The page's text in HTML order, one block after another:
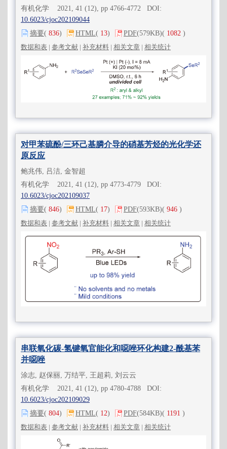
有机化学 2021, 41 (12), pp 4766-4772 DOI:
10.6023/cjoc202109044
摘要( 836) HTML( 13) PDF(579KB)( 1082 )
数据和表 | 参考文献 | 补充材料 | 相关文章 | 相关统计
对甲苯硫酚/三环己基膦介导的硝基芳烃的光化学还
原反应
鲍兆伟, 吕洁, 金智超
有机化学 2021, 41 (12), pp 4773-4779 DOI:
10.6023/cjoc202109037
摘要( 846) HTML( 17) PDF(593KB)( 946 )
数据和表 | 参考文献 | 补充材料 | 相关文章 | 相关统计
串联氧化碳-氢键氧官能化和噁唑环化构建2-酰基苯
并噁唑
涂志, 赵保丽, 万结平, 王超莉, 刘云云
有机化学 2021, 41 (12), pp 4780-4788 DOI:
10.6023/cjoc202109029
摘要( 804) HTML( 12) PDF(584KB)( 1191 )
数据和表 | 参考文献 | 补充材料 | 相关文章 | 相关统计